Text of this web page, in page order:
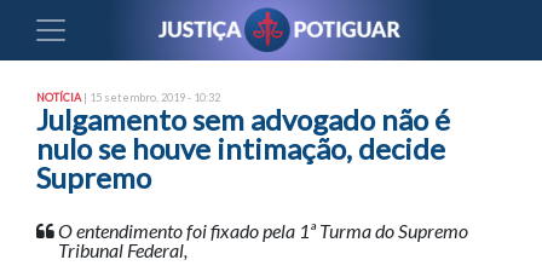
NOTÍCIA | 15 setembro, 2019 - 10:32
Julgamento sem advogado não é
nulo se houve intimação, decide
Supremo
O entendimento foi fixado pela 1ª Turma do Supremo
Tribunal Federal,